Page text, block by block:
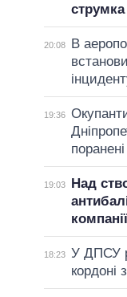
20:08
В
19:36
поранені
19:03
Над
18:23 У ДПСУ
кордоні